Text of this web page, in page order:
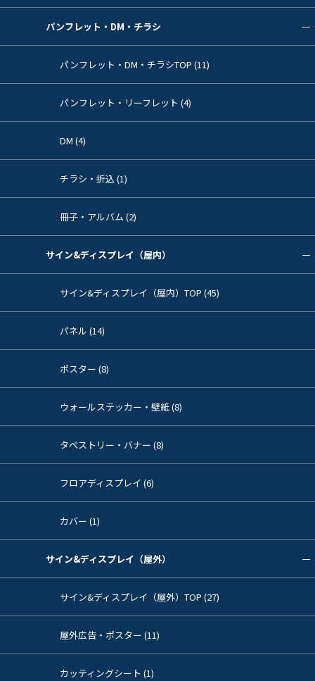
パンフレット・DM・チラシ
パンフレット・DM・チラシTOP (11)
パンフレット・リーフレット (4)
DM (4)
チラシ・折込 (1)
冊子・アルバム (2)
サイン&ディスプレイ（屋内）
サイン&ディスプレイ（屋内）TOP (45)
パネル (14)
ポスター (8)
ウォールステッカー・壁紙 (8)
タペストリー・バナー (8)
フロアディスプレイ (6)
カバー (1)
サイン&ディスプレイ（屋外）
サイン&ディスプレイ（屋外）TOP (27)
屋外広告・ポスター (11)
カッティングシート (1)